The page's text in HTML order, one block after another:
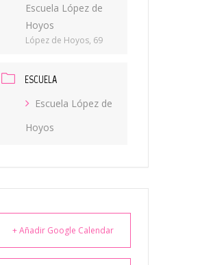
Escuela López de
Hoyos
López de Hoyos, 69
ESCUELA
Escuela López de
Hoyos
+ Añadir Google Calendar